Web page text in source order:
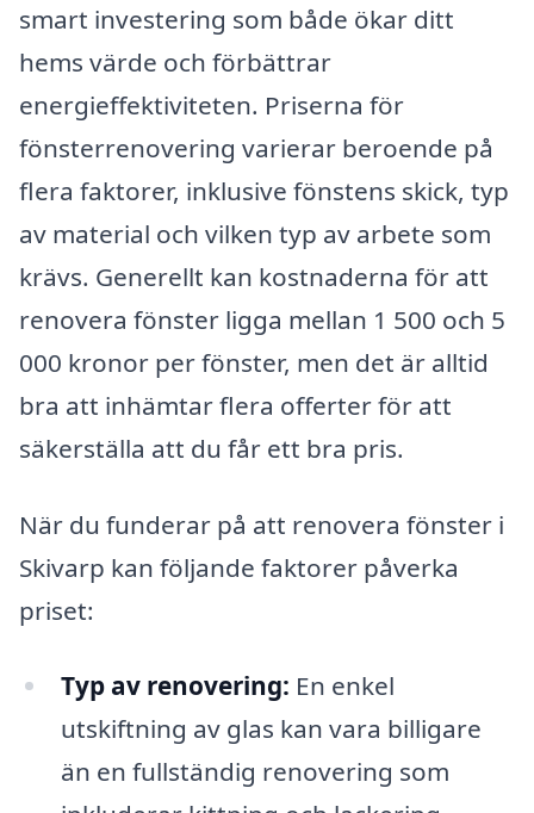
smart investering som både ökar ditt
hems värde och förbättrar
energieffektiviteten. Priserna för
fönsterrenovering varierar beroende på
flera faktorer, inklusive fönstens skick, typ
av material och vilken typ av arbete som
krävs. Generellt kan kostnaderna för att
renovera fönster ligga mellan 1 500 och 5
000 kronor per fönster, men det är alltid
bra att inhämtar flera offerter för att
säkerställa att du får ett bra pris.
När du funderar på att renovera fönster i
Skivarp kan följande faktorer påverka
priset:
Typ av renovering: En enkel
utskiftning av glas kan vara billigare
än en fullständig renovering som